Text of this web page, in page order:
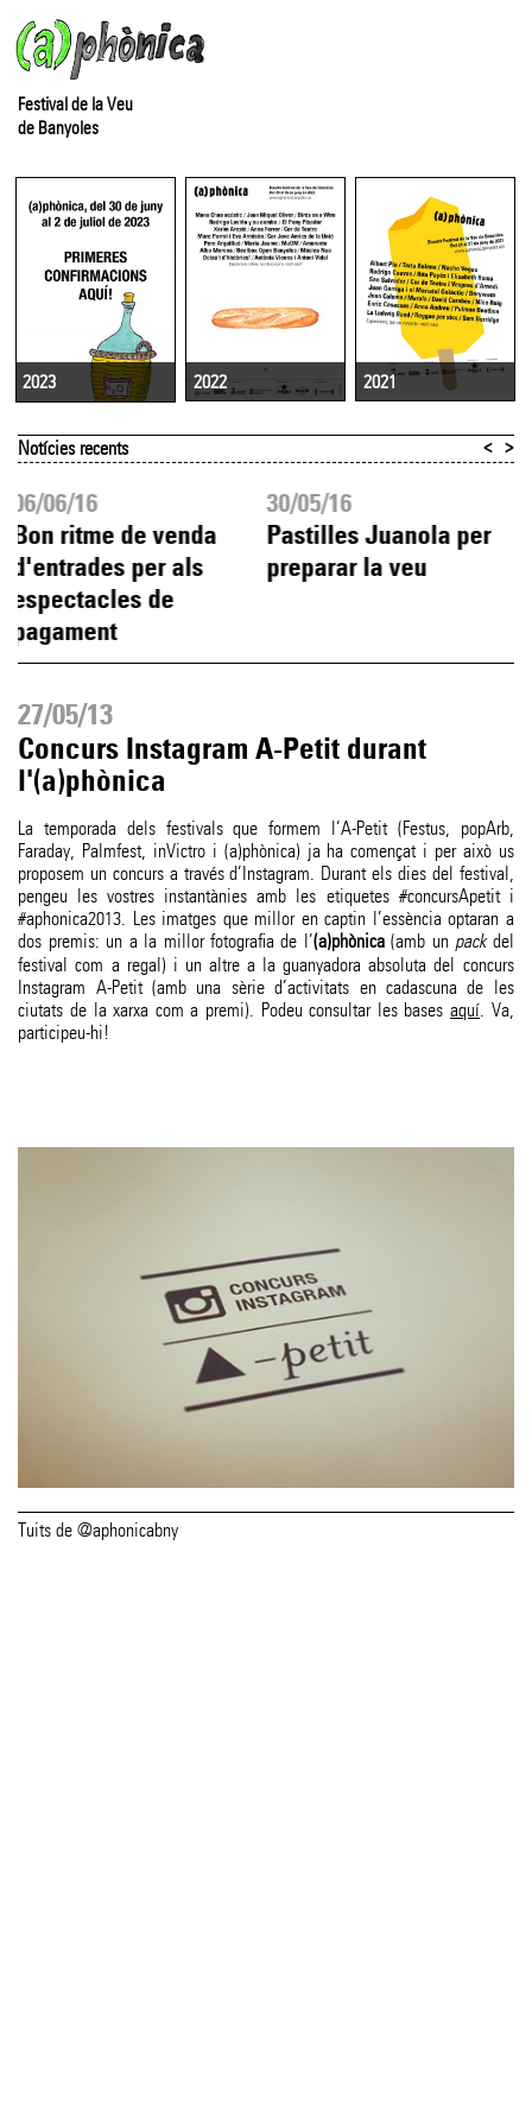
Festival de la Veu
de Banyoles
2023 2022 2021
Notícies recents
06/06/16
Bon ritme de venda
d'entrades per als
espectacles de
pagament
30/05/16
Pastilles Juanola per
preparar la veu
< >
27/05/13
Concurs Instagram A-Petit durant
l'(a)phònica
La temporada dels festivals que formem l’A-Petit (Festus, popArb,
Faraday, Palmfest, inVictro i (a)phònica) ja ha començat i per això us
proposem un concurs a través d’Instagram. Durant els dies del festival,
pengeu les vostres instantànies amb les etiquetes #concursApetit i
#aphonica2013. Les imatges que millor en captin l’essència optaran a
dos premis: un a la millor fotografia de l’(a)phònica(amb un packdel
festival com a regal) i un altre a la guanyadora absoluta del concurs
Instagram A-Petit (amb una sèrie d’activitats en cadascuna de les
ciutats de la xarxa com a premi). Podeu consultar les bases aquí. Va,
participeu-hi!
Tuits de @aphonicabny